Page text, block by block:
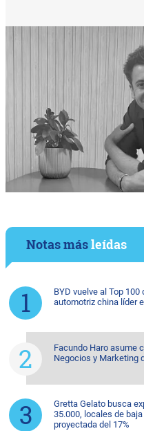
Notas másleídas
BYD vuelve al Top
automotriz china líder
Facundo Haro asume
Negocios y Marketing
Gretta Gelato busca
35.000, locales de
proyectada del 17%